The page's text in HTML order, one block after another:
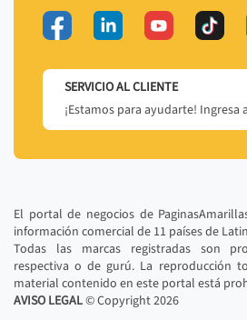
SERVICIO AL CLIENTE
¡Estamos para ayudarte! Ingresa a
El portal de negocios de
información comercial de 11 países de
Todas las marcas registradas son
respectiva o de gurú. La reproducción
material contenido en este portal está
AVISO LEGAL© Copyright2026